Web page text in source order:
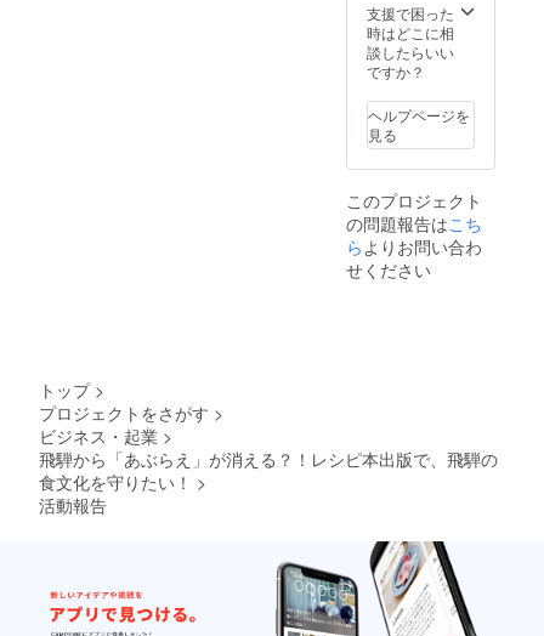
支援で困った
時はどこに相
談したらいい
ですか？
ヘルプページを
見る
このプロジェクト
の問題報告はこち
ら よりお問い合わ
せください
トップ >
プロジェクトをさがす >
ビジネス・起業 >
飛騨から「あぶらえ」が消える？！レシピ本出版で、飛騨の
食文化を守りたい！ >
活動報告